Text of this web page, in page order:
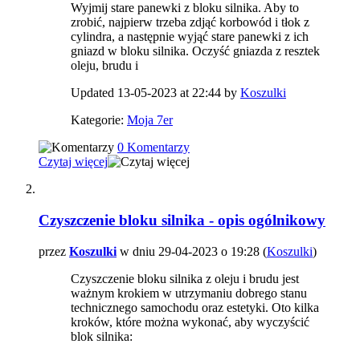
Wyjmij stare panewki z bloku silnika. Aby to
zrobić, najpierw trzeba zdjąć korbowód i tłok z
cylindra, a następnie wyjąć stare panewki z ich
gniazd w bloku silnika. Oczyść gniazda z resztek
oleju, brudu i
Updated 13-05-2023 at 22:44 by Koszulki
Kategorie: Moja 7er
0 Komentarzy
Czytaj więcej
Czyszczenie bloku silnika - opis ogólnikowy
przez Koszulki w dniu 29-04-2023 o 19:28 (Koszulki)
Czyszczenie bloku silnika z oleju i brudu jest
ważnym krokiem w utrzymaniu dobrego stanu
technicznego samochodu oraz estetyki. Oto kilka
kroków, które można wykonać, aby wyczyścić
blok silnika: